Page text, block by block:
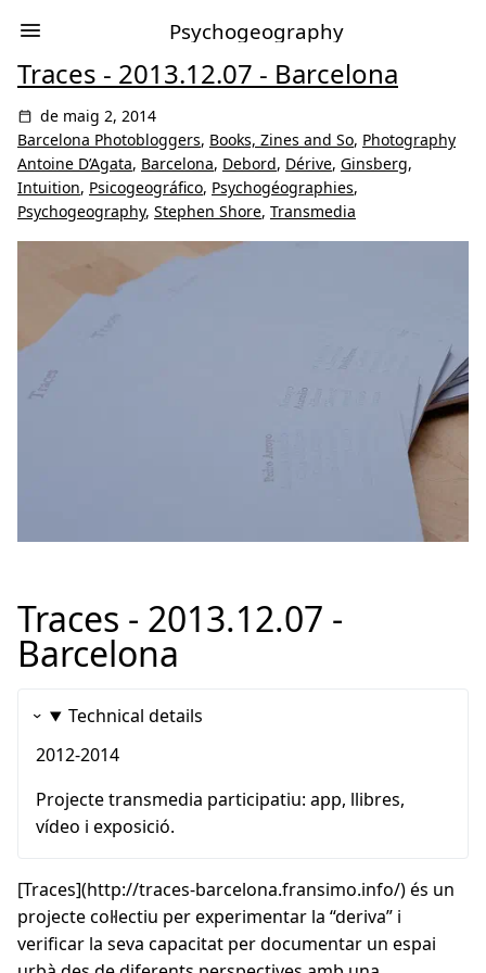
Psychogeography
Traces - 2013.12.07 - Barcelona
de maig 2, 2014
Barcelona Photobloggers, Books, Zines and So, Photography
Antoine D’Agata, Barcelona, Debord, Dérive, Ginsberg,
Intuition, Psicogeográfico, Psychogéographies,
Psychogeography, Stephen Shore, Transmedia
Traces - 2013.12.07 -
Barcelona
Technical details
2012-2014
Projecte transmedia participatiu: app, llibres,
vídeo i exposició.
[Traces](http://traces-barcelona.fransimo.info/) és un
projecte col·lectiu per experimentar la “deriva” i
verificar la seva capacitat per documentar un espai